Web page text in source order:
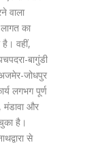
वाला
का
है। वहीं,
बागुंडी
जोधपुर
लगभग पूर्ण
और
है।
से